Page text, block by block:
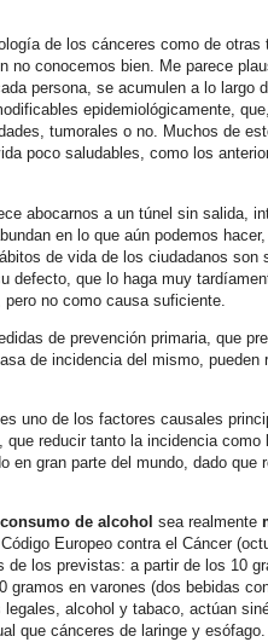
de los cánceres como de
no conocemos bien. Me parece
persona, se acumulen a lo largo
epidemiológicamente,
tumorales o no. Muchos de
poco saludables, como los
abocarnos a un túnel sin salida,
en lo que aún podemos
de vida de los ciudadanos son
defecto, que lo haga muy
no como causa suficiente.
de prevención primaria, que
de incidencia del mismo, pueden
uno de los factores causales
reducir tanto la incidencia como
en gran parte del mundo, dado que
consumo de alcohol sea realmente
Europeo contra el Cáncer
los previstas: a partir de los 10
gramos en varones (dos bebidas
alcohol y tabaco, actúan
que cánceres de laringe y